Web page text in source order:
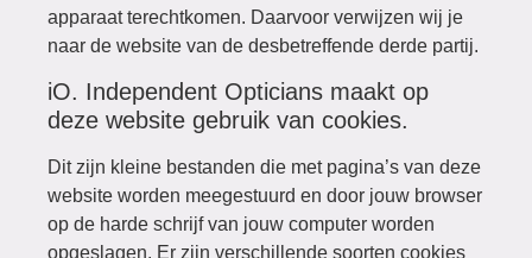
apparaat terechtkomen. Daarvoor verwijzen wij je
naar de website van de desbetreffende derde partij.
iO. Independent Opticians maakt op
deze website gebruik van cookies.
Dit zijn kleine bestanden die met pagina’s van deze
website worden meegestuurd en door jouw browser
op de harde schrijf van jouw computer worden
opgeslagen. Er zijn verschillende soorten cookies